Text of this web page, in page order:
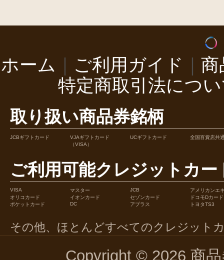
ホーム ご利用ガイド
商
特定商取引法につ
取り扱い商品券銘柄
JCBギフトカード
VJAギフトカード
（VISA）
UCギフトカード 全国百貨店共
ご利用可能クレジットカー
VISA マスター JCB
アメリカンエ
オリコカード
イオンカード セゾンカード
ドコモDカード
ポケットカード
DC アプラス トヨタTS3
その他、ほとんどすべてのクレジット
Copyright © 2026 商